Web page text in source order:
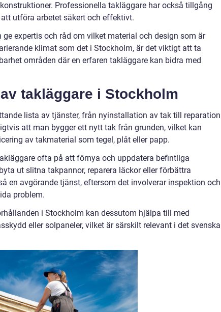
Professionella takläggare har också tillgång
utföra arbetet säkert och effektivt.
expertis och råd om vilket material och design som är
klimat som det i Stockholm, är det viktigt att ta
områden där en erfaren takläggare kan bidra med
takläggare i Stockholm
lista av tjänster, från nyinstallation av tak till reparation
att man bygger ett nytt tak från grunden, vilket kan
av takmaterial som tegel, plåt eller papp.
ofta på att förnya och uppdatera befintliga
ut slitna takpannor, reparera läckor eller förbättra
en avgörande tjänst, eftersom det involverar inspektion och
problem.
i Stockholm kan dessutom hjälpa till med
eller solpaneler, vilket är särskilt relevant i det svenska